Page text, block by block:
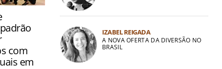
nesta
a
IZABEL REIGADA
A NOVA OFERTA DA DIVERSÃO NO
BRASIL
com
em